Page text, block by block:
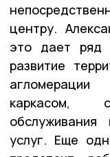
центру.
это дает ряд
развитие
каркасом,
обслуживания
услуг. Еще